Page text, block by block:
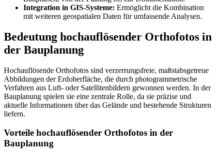
Integration in GIS-Systeme: Ermöglicht die Kombination
mit weiteren geospatialen Daten für umfassende Analysen.
Bedeutung hochauflösender Orthofotos in
der Bauplanung
Hochauflösende Orthofotos sind verzerrungsfreie, maßstabsgetreue
Abbildungen der Erdoberfläche, die durch photogrammetrische
Verfahren aus Luft- oder Satellitenbildern gewonnen werden. In der
Bauplanung spielen sie eine zentrale Rolle, da sie präzise und
aktuelle Informationen über das Gelände und bestehende Strukturen
liefern.
Vorteile hochauflösender Orthofotos in der
Bauplanung